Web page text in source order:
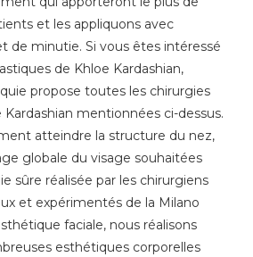
et les appliquons avec
de minutie. Si vous êtes intéressé
de Khloe Kardashian,
propose toutes les chirurgies
mentionnées ci-dessus.
atteindre la structure du nez,
globale du visage souhaitées
sûre réalisée par les chirurgiens
et expérimentés de la Milano
faciale, nous réalisons
esthétiques corporelles